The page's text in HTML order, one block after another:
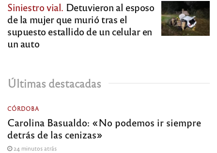
Siniestro vial. Detuvieron al esposo
de la mujer que murió tras el
supuesto estallido de un celular en
un auto
Últimas destacadas
CÓRDOBA
Carolina Basualdo: «No podemos ir siempre
detrás de las cenizas»
24 minutos atrás